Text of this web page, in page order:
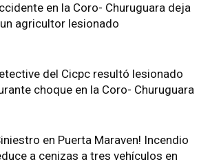
en la Coro- Churuguara deja
agricultor lesionado
del Cicpc resultó lesionado
choque en la Coro- Churuguara
en Puerta Maraven! Incendio
a cenizas a tres vehículos en